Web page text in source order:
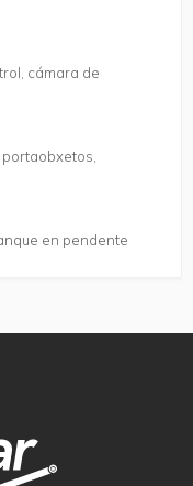
cámara de
en pendente